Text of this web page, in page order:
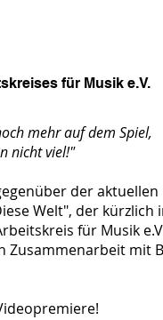
für Musik e.V.
mehr auf dem Spiel,
nicht viel!"
der aktuellen
Welt", der kürzlich
für Musik
Zusammenarbeit mit